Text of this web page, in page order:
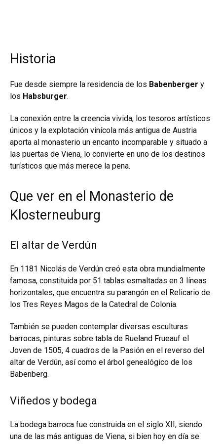
Historia
Fue desde siempre la residencia de los Babenberger y
los Habsburger.
La conexión entre la creencia vivida, los tesoros artísticos
únicos y la explotación vinícola más antigua de Austria
aporta al monasterio un encanto incomparable y situado a
las puertas de Viena, lo convierte en uno de los destinos
turísticos que más merece la pena.
Que ver en el Monasterio de
Klosterneuburg
El altar de Verdún
En 1181 Nicolás de Verdún creó esta obra mundialmente
famosa, constituida por 51 tablas esmaltadas en 3 líneas
horizontales, que encuentra su parangón en el Relicario de
los Tres Reyes Magos de la Catedral de Colonia.
También se pueden contemplar diversas esculturas
barrocas, pinturas sobre tabla de Rueland Frueauf el
Joven de 1505, 4 cuadros de la Pasión en el reverso del
altar de Verdún, así como el árbol genealógico de los
Babenberg.
Viñedos y bodega
La bodega barroca fue construida en el siglo XII, siendo
una de las más antiguas de Viena, si bien hoy en día se